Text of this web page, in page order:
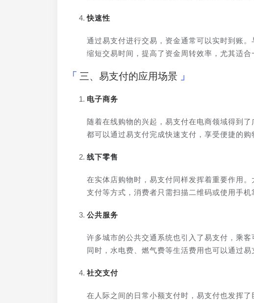
快速性
通过易支付进行交易，资金通常可以实时到账
缩短交易时间，提高了资金周转效率，尤其适合
三、易支付的应用场景
电子商务
随着在线购物的兴起，易支付在电商领域得到
都可以通过易支付完成快速支付，享受便捷的购
线下零售
在实体店购物时，易支付同样发挥着重要作用
支付等方式，消费者只需扫描二维码或使用手机
公共服务
许多城市的公共交通系统也引入了易支付，乘
同时，水电费、燃气费等生活费用也可以通过易
社交支付
在人际之间的日常小额支付时，易支付也发挥